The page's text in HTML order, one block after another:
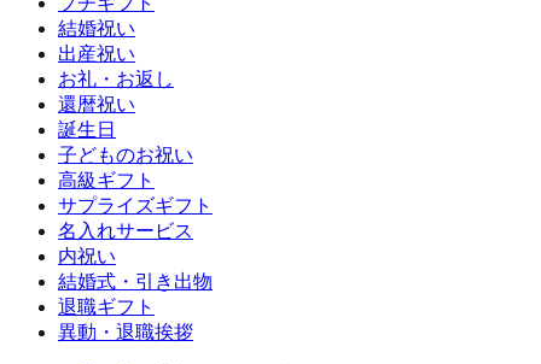
結婚祝い
出産祝い
お礼・お返し
還暦祝い
誕生日
子どものお祝い
高級ギフト
サプライズギフト
名入れサービス
内祝い
結婚式・引き出物
退職ギフト
異動・退職挨拶